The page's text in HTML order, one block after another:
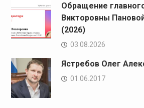
Обращение
Викторовны
(2026)
03.08.2026
Ястребов Олег
01.06.2017